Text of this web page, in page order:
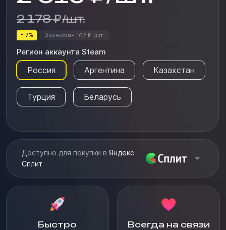
2 178 ₽/шт.
- 7% Экономия 162 ₽ /шт.
Регион аккаунта Steam
Россия Аргентина Казахстан
Турция Беларусь
Доступно для покупки в Яндекс
Сплит
Быстро Всегда на связи